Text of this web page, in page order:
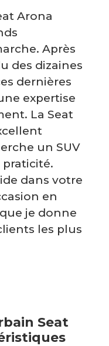
Arona
Après
des dizaines
dernières
expertise
La Seat
un SUV
dans votre
en
je donne
les plus
Seat